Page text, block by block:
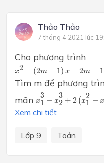
Thảo Thảo
7 tháng 4 2021 lúc
Cho phương trình
x2 − (2m − 1) x − 2m − 1
2 2 x−
Tìm m để phương
mãn x
3
1 − x
3
2 + 2 (x
2
1 − x
1 x2 x1
Xem chi tiết
Lớp 9 Toán